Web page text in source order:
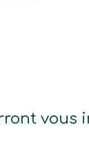
vous